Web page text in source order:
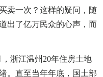
卖一次？这样的疑问，随
出了亿万民众的心声，而
浙江温州20年住房土地
。直至当年年底，国土部